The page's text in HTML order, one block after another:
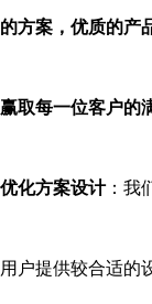
的方案，优质的产
赢取每一位客户的
优化方案设计：我
用户提供较合适的